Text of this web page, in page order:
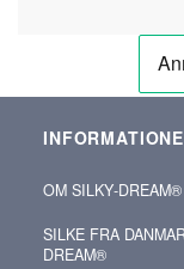
OM SILKY‑DREAM®
SILKE FRA
DREAM®